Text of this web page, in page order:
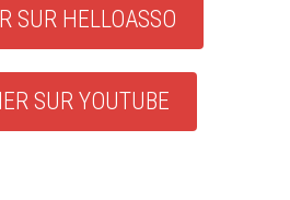
SUR HELLOASSO
SUR YOUTUBE